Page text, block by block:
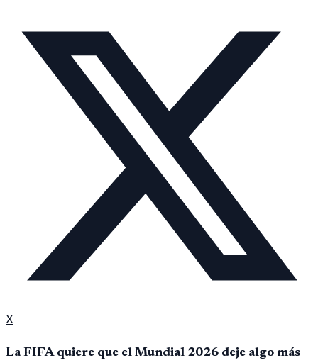
X
La FIFA quiere que el Mundial 2026 deje algo más